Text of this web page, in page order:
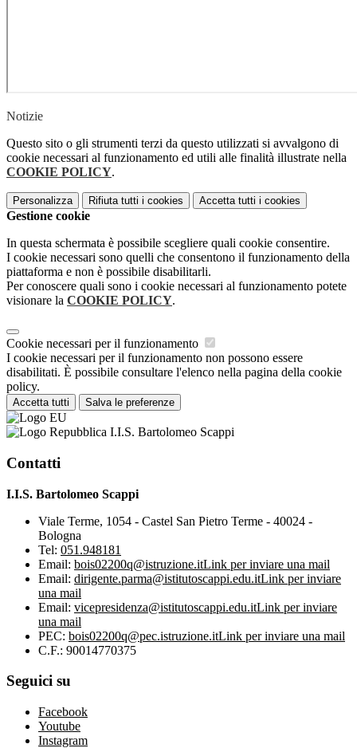
Notizie
Questo sito o gli strumenti terzi da questo utilizzati si avvalgono di
cookie necessari al funzionamento ed utili alle finalità illustrate nella
COOKIE POLICY.
Personalizza Rifiuta tutti i cookies Accetta tutti i cookies
Gestione cookie
In questa schermata è possibile scegliere quali cookie consentire.
I cookie necessari sono quelli che consentono il funzionamento della
piattaforma e non è possibile disabilitarli.
Per conoscere quali sono i cookie necessari al funzionamento potete
visionare la COOKIE POLICY.
Cookie necessari per il funzionamento
I cookie necessari per il funzionamento non possono essere
disabilitati. È possibile consultare l'elenco nella pagina della cookie
policy.
Accetta tutti Salva le preferenze
I.I.S. Bartolomeo Scappi
Contatti
I.I.S. Bartolomeo Scappi
Viale Terme, 1054 - Castel San Pietro Terme - 40024 -
Bologna
Tel: 051.948181
Email: bois02200q@istruzione.itLink per inviare una mail
Email: dirigente.parma@istitutoscappi.edu.itLink per inviare
una mail
Email: vicepresidenza@istitutoscappi.edu.itLink per inviare
una mail
PEC: bois02200q@pec.istruzione.itLink per inviare una mail
C.F.: 90014770375
Seguici su
Facebook
Youtube
Instagram